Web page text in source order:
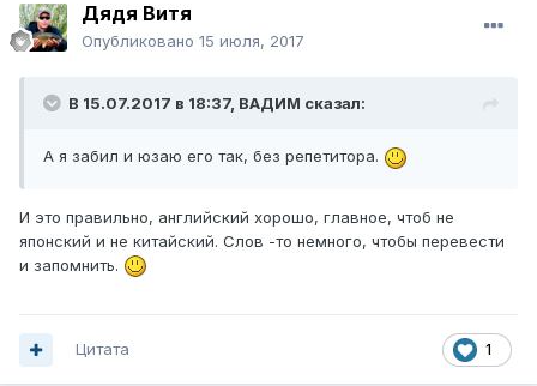
Дядя Витя
Опубликовано 15 июля, 2017
В 15.07.2017 в 18:37, ВАДИМ сказал:
А я забил и юзаю его так, без репетитора.
И это правильно, английский хорошо, главное, чтоб не
японский и не китайский. Слов -то немного, чтобы перевести
и запомнить.
1
Цитата